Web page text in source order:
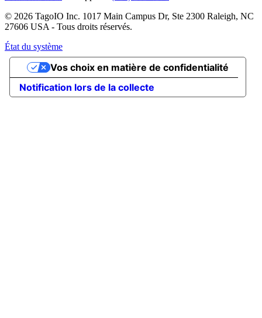
© 2026 TagoIO Inc. 1017 Main Campus Dr, Ste 2300 Raleigh, NC
27606 USA - Tous droits réservés.
État du système
Notification lors de la collecte
Vos choix en matière de confidentialité